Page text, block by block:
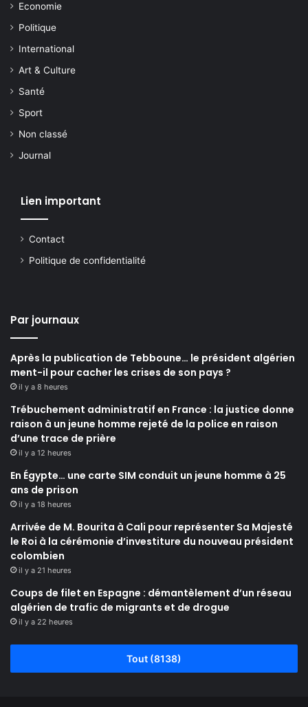
Economie
Politique
International
Art & Culture
Santé
Sport
Non classé
Journal
Lien important
Contact
Politique de confidentialité
Par journaux
Après la publication de Tebboune… le président algérien
ment-il pour cacher les crises de son pays ?
il y a 8 heures
Trébuchement administratif en France : la justice donne
raison à un jeune homme rejeté de la police en raison
d’une trace de prière
il y a 12 heures
En Égypte… une carte SIM conduit un jeune homme à 25
ans de prison
il y a 18 heures
Arrivée de M. Bourita à Cali pour représenter Sa Majesté
le Roi à la cérémonie d’investiture du nouveau président
colombien
il y a 21 heures
Coups de filet en Espagne : démantèlement d’un réseau
algérien de trafic de migrants et de drogue
il y a 22 heures
Tout (8138)